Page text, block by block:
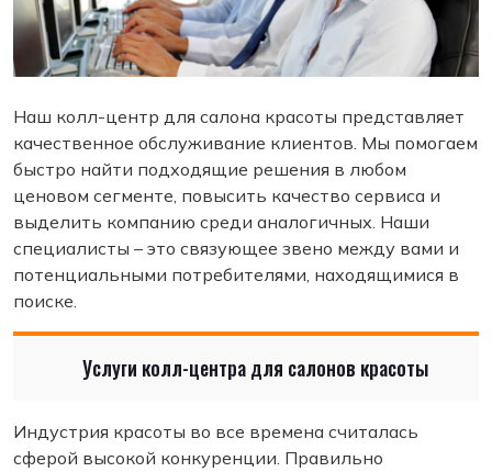
Наш колл-центр для салона красоты представляет
качественное обслуживание клиентов. Мы помогаем
быстро найти подходящие решения в любом
ценовом сегменте, повысить качество сервиса и
выделить компанию среди аналогичных. Наши
специалисты – это связующее звено между вами и
потенциальными потребителями, находящимися в
поиске.
Услуги колл-центра для салонов красоты
Индустрия красоты во все времена считалась
сферой высокой конкуренции. Правильно